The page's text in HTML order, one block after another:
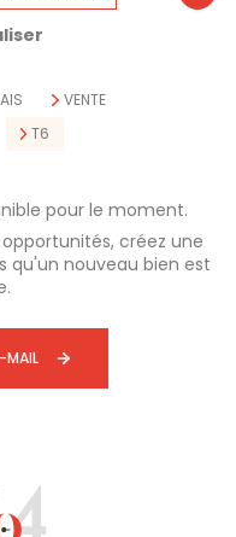
VENTE
T6
pour le moment.
créez une
qu'un nouveau bien est
MAIL